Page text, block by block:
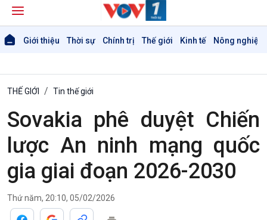
Giới thiệu Thời sự Chính trị Thế giới Kinh tế Nông nghiệp
THẾ GIỚI Tin thế giới
Sovakia phê duyệt Chiến
lược An ninh mạng quốc
gia giai đoạn 2026-2030
Thứ năm, 20:10, 05/02/2026